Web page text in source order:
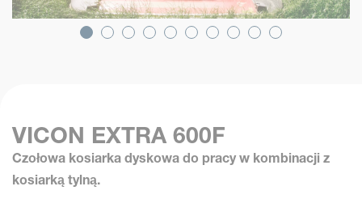
VICON EXTRA 600F
Czołowa kosiarka dyskowa do pracy w kombinacji z
kosiarką tylną.